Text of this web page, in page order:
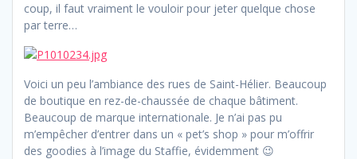
coup, il faut vraiment le vouloir pour jeter quelque chose
par terre…
Voici un peu l’ambiance des rues de Saint-Hélier. Beaucoup
de boutique en rez-de-chaussée de chaque bâtiment.
Beaucoup de marque internationale. Je n’ai pas pu
m’empêcher d’entrer dans un « pet’s shop » pour m’offrir
des goodies à l’image du Staffie, évidemment 😉